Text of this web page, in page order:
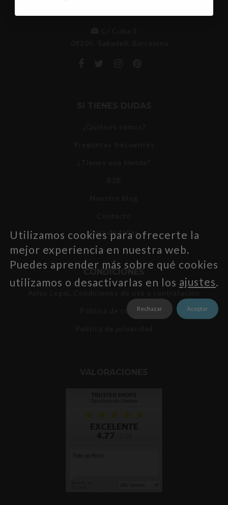
Guía de tallas
CONDICIONES
Política de cookies
Utilizamos cookies para ofrecerte la
mejor experiencia en nuestra web.
Puedes aprender más sobre qué cookies
utilizamos o desactivarlas en los ajustes.
Aceptar
Rechazar